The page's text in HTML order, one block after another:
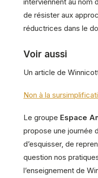
de résister aux
réductrices dans le
Voir aussi
Un article de
Non à la
Le groupe Espace
propose une journée
d’esquisser, de
question nos
l’enseignement de